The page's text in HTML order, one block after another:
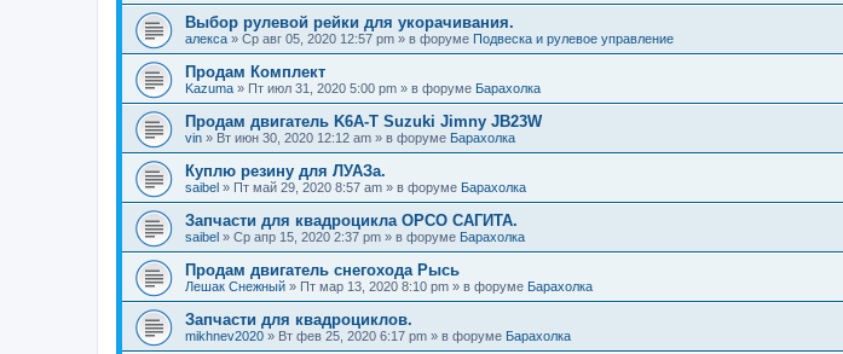
Выбор рулевой рейки для укорачивания.
алекса » Ср авг 05, 2020 12:57 pm » в форуме Подвеска и рулевое управление
Продам Комплект
Kazuma » Пт июл 31, 2020 5:00 pm » в форуме Барахолка
Продам двигатель K6A-T Suzuki Jimny JB23W
vin » Вт июн 30, 2020 12:12 am » в форуме Барахолка
Куплю резину для ЛУАЗа.
saibel » Пт май 29, 2020 8:57 am » в форуме Барахолка
Запчасти для квадроцикла ОРСО САГИТА.
saibel » Ср апр 15, 2020 2:37 pm » в форуме Барахолка
Продам двигатель снегохода Рысь
Лешак Снежный » Пт мар 13, 2020 8:10 pm » в форуме Барахолка
Запчасти для квадроциклов.
mikhnev2020 » Вт фев 25, 2020 6:17 pm » в форуме Барахолка